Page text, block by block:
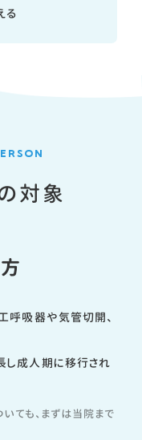
る
対象
呼吸器や気管切開、
し成人期に移行され
ても、まずは当院まで